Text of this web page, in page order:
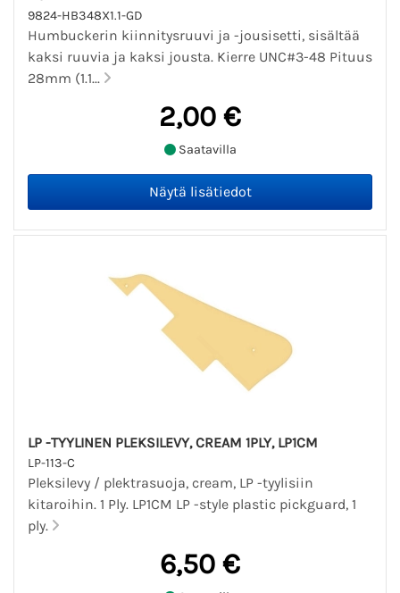
9824-HB348X1.1-GD
Humbuckerin kiinnitysruuvi ja -jousisetti, sisältää
kaksi ruuvia ja kaksi jousta. Kierre UNC#3-48 Pituus
28mm (1.1...
2,00 €
Saatavilla
LP -TYYLINEN PLEKSILEVY, CREAM 1PLY, LP1CM
LP-113-C
Pleksilevy / plektrasuoja, cream, LP -tyylisiin
kitaroihin. 1 Ply. LP1CM LP -style plastic pickguard, 1
ply.
6,50 €